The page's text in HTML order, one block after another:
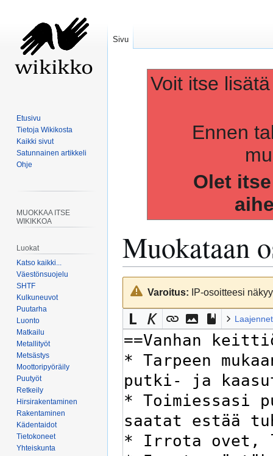
Voit itse
Ennen
Olet
Muokataan
Siirry
navigaatioon
Siirry
hakuunVaroitus: IP-osoitteesi
Sivu
Etusivu
Tietoja Wikikosta
Kaikki sivut
Satunnainen artikkeli
Ohje
MUOKKAA ITSE
WIKIKKOA
Luokat
Katso kaikki...
Väestönsuojelu
SHTF
Kulkuneuvot
Puutarha
Luonto
Matkailu
Metallityöt
Metsästys
Moottoripyöräily
Puutyöt
Retkeily
Hirsirakentaminen
Rakentaminen
Kädentaidot
Tietokoneet
Yhteiskunta